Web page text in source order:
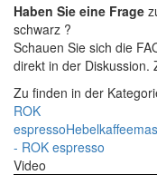
Haben Sie eine Frage
schwarz ?
Schauen Sie sich die
direkt in der Diskussion.
Zu finden in der
ROK
espresso
- ROK espresso
Video